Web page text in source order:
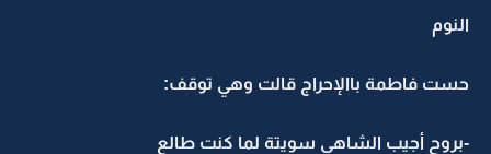
النوم
حست فاطمة باالإحراج قالت وهي توقف:
-بروح أجيب الشاهي سويتة لما كنت طالع